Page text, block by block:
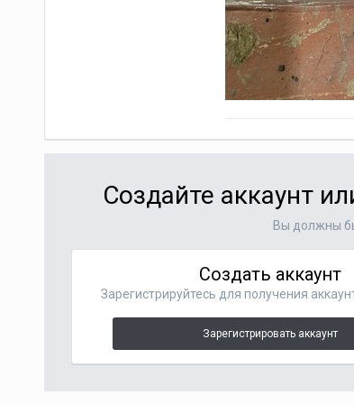
Создайте аккаунт
Вы должны
Создать аккаунт
Зарегистрируйтесь для получения
Зарегистрировать аккаунт